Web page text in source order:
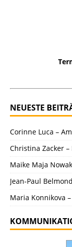
NEUESTE
Corinne Luca –
Christina Zacker
Maike Maja
Jean-Paul
Maria Konnikova